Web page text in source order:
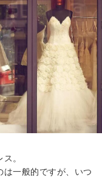
。
一般的ですが、いつ